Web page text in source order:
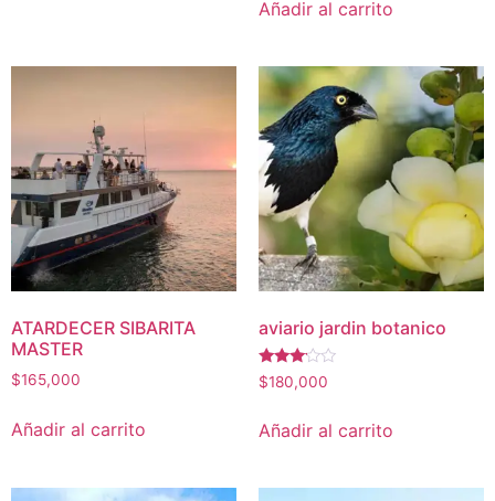
Añadir al carrito
ATARDECER SIBARITA
MASTER
$165,000
Añadir al carrito
aviario jardin botanico
Valorado
con
$180,000
Añadir al carrito